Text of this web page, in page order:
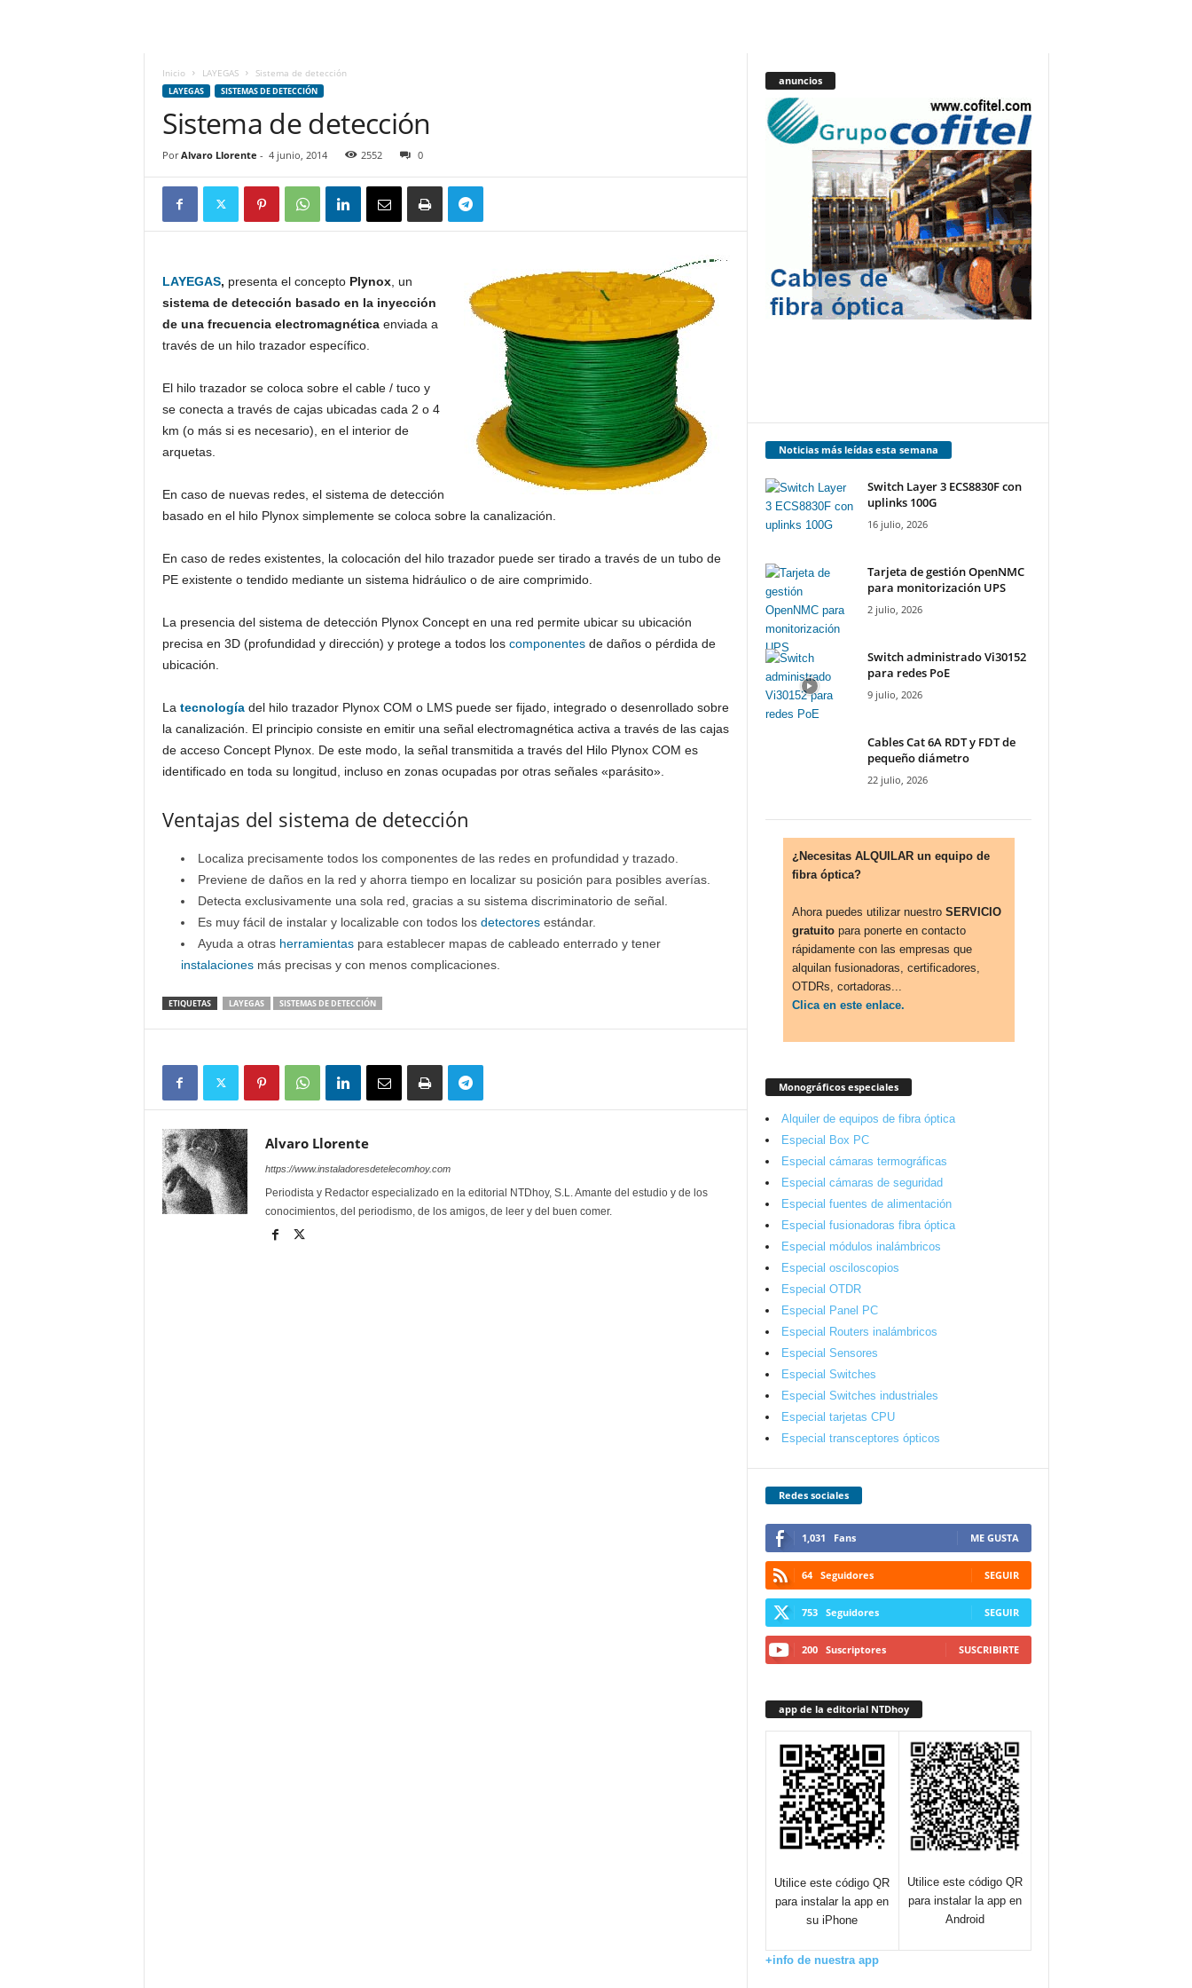
o
Inicio LAYEGAS Sistema de detección
LAYEGAS SISTEMAS DE DETECCIÓN
Sistema de detección
Por Alvaro Llorente - 4 junio, 2014 2552 0
LAYEGAS, presenta el concepto Plynox, un
sistema de detección basado en la inyección
de una frecuencia electromagnéticaenviada a
través de un hilo trazador específico.
El hilo trazador se coloca sobre el cable / tuco y
se conecta a través de cajas ubicadas cada 2 o 4
km (o más si es necesario), en el interior de
arquetas.
En caso de nuevas redes, el sistema de detección
basado en el hilo Plynox simplemente se coloca sobre la canalización.
En caso de redes existentes, la colocación del hilo trazador puede ser tirado a través de un tubo de
PE existente o tendido mediante un sistema hidráulico o de aire comprimido.
La presencia del sistema de detección Plynox Concept en una red permite ubicar su ubicación
precisa en 3D (profundidad y dirección) y protege a todos los componentesde daños o pérdida de
ubicación.
La tecnologíadel hilo trazador Plynox COM o LMS puede ser fijado, integrado o desenrollado sobre
la canalización. El principio consiste en emitir una señal electromagnética activa a través de las cajas
de acceso Concept Plynox. De este modo, la señal transmitida a través del Hilo Plynox COM es
identificado en toda su longitud, incluso en zonas ocupadas por otras señales «parásito».
Ventajas del sistema de detección
Localiza precisamente todos los componentes de las redes en profundidad y trazado.
Previene de daños en la red y ahorra tiempo en localizar su posición para posibles averías.
Detecta exclusivamente una sola red, gracias a su sistema discriminatorio de señal.
Es muy fácil de instalar y localizable con todos los detectoresestándar.
Ayuda a otras herramientaspara establecer mapas de cableado enterrado y tener
instalacionesmás precisas y con menos complicaciones.
ETIQUETAS LAYEGAS SISTEMAS DE DETECCIÓN
Alvaro Llorente
https://www.instaladoresdetelecomhoy.com
Periodista y Redactor especializado en la editorial NTDhoy, S.L. Amante del estudio y de los
conocimientos, del periodismo, de los amigos, de leer y del buen comer.
anuncios
Noticias más leídas esta semana
Switch Layer 3 ECS8830F con
uplinks 100G
16 julio, 2026
Tarjeta de gestión OpenNMC
para monitorización UPS
2 julio, 2026
Switch administrado Vi30152
para redes PoE
9 julio, 2026
Cables Cat 6A RDT y FDT de
pequeño diámetro
22 julio, 2026
¿Necesitas ALQUILAR un equipo de
fibra óptica?
Ahora puedes utilizar nuestro SERVICIO
gratuitopara ponerte en contacto
rápidamente con las empresas que
alquilan fusionadoras, certificadores,
OTDRs, cortadoras...
Clica en este enlace.
Monográficos especiales
Alquiler de equipos de fibra óptica
Especial Box PC
Especial cámaras termográficas
Especial cámaras de seguridad
Especial fuentes de alimentación
Especial fusionadoras fibra óptica
Especial módulos inalámbricos
Especial osciloscopios
Especial OTDR
Especial Panel PC
Especial Routers inalámbricos
Especial Sensores
Especial Switches
Especial Switches industriales
Especial tarjetas CPU
Especial transceptores ópticos
Redes sociales
1,031 Fans ME GUSTA
64 Seguidores SEGUIR
753 Seguidores SEGUIR
200 Suscriptores SUSCRIBIRTE
app de la editorial NTDhoy
Utilice este código QR
para instalar la app en
su iPhone
Utilice este código QR
para instalar la app en
Android
+info de nuestra app